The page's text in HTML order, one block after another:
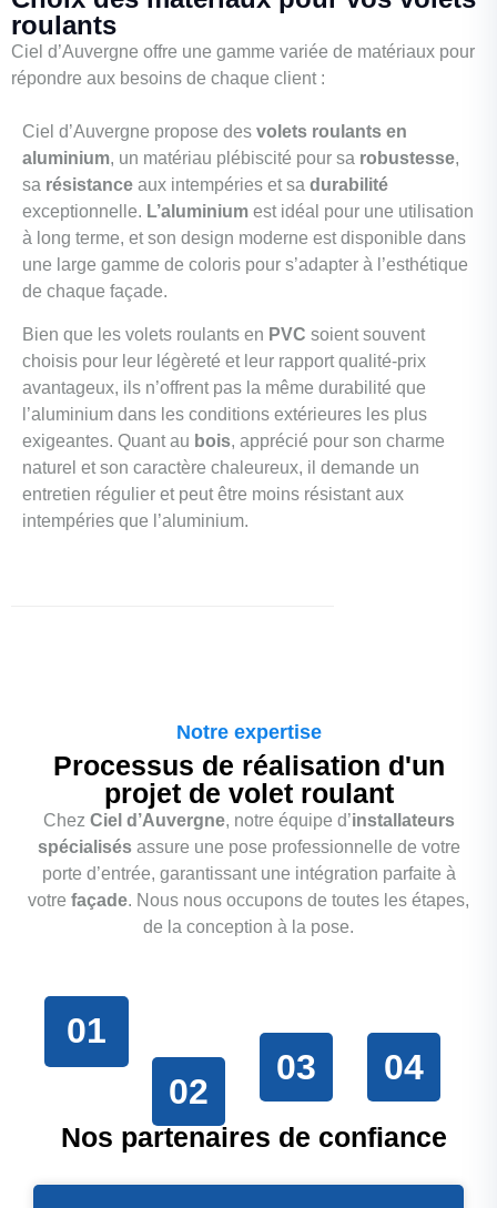
roulants
Ciel d’Auvergne offre une gamme variée de matériaux pour
répondre aux besoins de chaque client :
Ciel d’Auvergne propose des volets roulants en
aluminium, un matériau plébiscité pour sa robustesse,
sa résistance aux intempéries et sa durabilité
exceptionnelle. L’aluminium est idéal pour une utilisation
à long terme, et son design moderne est disponible dans
une large gamme de coloris pour s’adapter à l’esthétique
de chaque façade.
Bien que les volets roulants en PVC soient souvent
choisis pour leur légèreté et leur rapport qualité-prix
avantageux, ils n’offrent pas la même durabilité que
l’aluminium dans les conditions extérieures les plus
exigeantes. Quant au bois, apprécié pour son charme
naturel et son caractère chaleureux, il demande un
entretien régulier et peut être moins résistant aux
intempéries que l’aluminium.
Notre expertise
Processus de réalisation d'un
projet de volet roulant
Chez Ciel d’Auvergne, notre équipe d’installateurs
spécialisésassure une pose professionnelle de votre
porte d’entrée, garantissant une intégration parfaite à
votre façade. Nous nous occupons de toutes les étapes,
de la conception à la pose.
01
02
03 04
Nos partenaires de confiance